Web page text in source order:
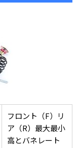
フロント（F）リ
ア（R）最大最小
高とバネレート